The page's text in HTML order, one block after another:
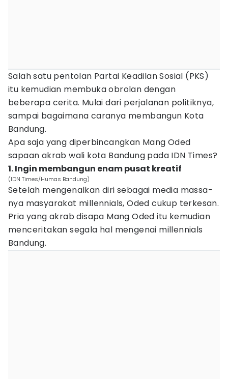
Salah satu pentolan Partai Keadilan Sosial (PKS)
itu kemudian membuka obrolan dengan
beberapa cerita. Mulai dari perjalanan politiknya,
sampai bagaimana caranya membangun Kota
Bandung.
Apa saja yang diperbincangkan Mang Oded
sapaan akrab wali kota Bandung pada IDN Times?
1. Ingin membangun enam pusat kreatif
(IDN Times/Humas Bandung)
Setelah mengenalkan diri sebagai media massa-
nya masyarakat millennials, Oded cukup terkesan.
Pria yang akrab disapa Mang Oded itu kemudian
menceritakan segala hal mengenai millennials
Bandung.